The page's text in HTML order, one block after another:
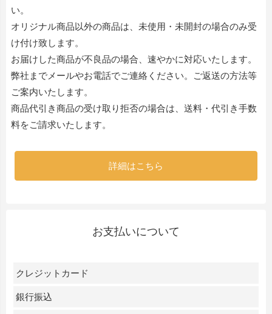
い。
オリジナル商品以外の商品は、未使用・未開封の場合のみ受
け付け致します。
お届けした商品が不良品の場合、速やかに対応いたします。
弊社までメールやお電話でご連絡ください。ご返送の方法等
ご案内いたします。
商品代引き商品の受け取り拒否の場合は、送料・代引き手数
料をご請求いたします。
詳細はこちら
お支払いについて
クレジットカード
銀行振込